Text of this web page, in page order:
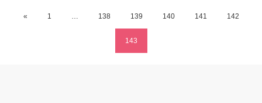
« 1 … 138 139 140 141 142
143